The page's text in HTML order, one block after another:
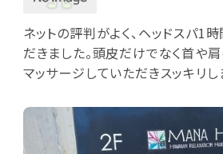
ネットの評判がよく、ヘッドスパ1
だきました。頭皮だけでなく首や
マッサージしていただきスッキリし